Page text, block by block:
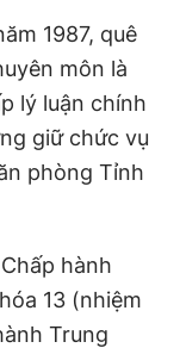
1987, quê
môn là
lý luận chính
giữ chức vụ
phòng Tỉnh
hành
13 (nhiệm
Trung